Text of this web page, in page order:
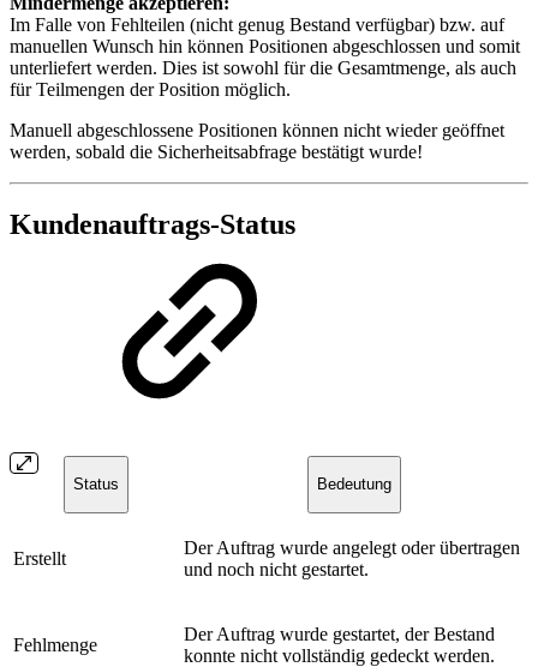
Im Falle von Fehlteilen (nicht genug Bestand verfügbar) bzw. auf
manuellen Wunsch hin können Positionen abgeschlossen und somit
unterliefert werden. Dies ist sowohl für die Gesamtmenge, als auch
für Teilmengen der Position möglich.
Manuell abgeschlossene Positionen können nicht wieder geöffnet
werden, sobald die Sicherheitsabfrage bestätigt wurde!
Kundenauftrags-Status
Status Bedeutung
Erstellt
Der Auftrag wurde angelegt oder übertragen
und noch nicht gestartet.
Fehlmenge
Der Auftrag wurde gestartet, der Bestand
konnte nicht vollständig gedeckt werden.